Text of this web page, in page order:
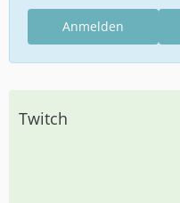
Anmelden
Twitch